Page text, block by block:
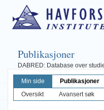
Publikasjoner
DABRED: Database over
Min side
Publikasjoner
Oversikt
Avansert søk